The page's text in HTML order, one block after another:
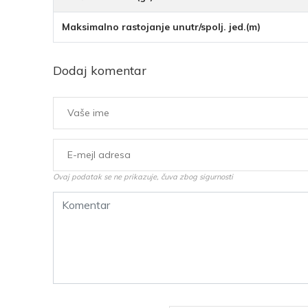
Maksimalno rastojanje unutr/spolj. jed.(m)
Dodaj komentar
Ovaj podatak se ne prikazuje, čuva zbog sigurnosti